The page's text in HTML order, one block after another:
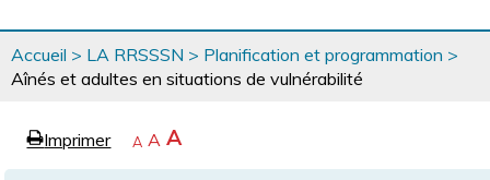
Vous
êtes
ici
Accueil > LA RRSSSN > Planification et programmation >
Aînés et adultes en situations de vulnérabilité
eImprimerpageRétrécir
A Revenir
à
A Agrandir
la
A